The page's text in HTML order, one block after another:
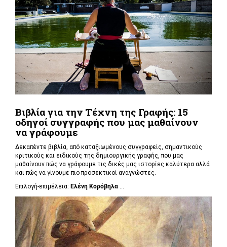
Βιβλία για την Τέχνη της Γραφής: 15
οδηγοί συγγραφής που μας μαθαίνουν
να γράφουμε
Δεκαπέντε βιβλία, από καταξιωμένους συγγραφείς, σημαντικούς
κριτικούς και ειδικούς της δημιουργικής γραφής, που μας
μαθαίνουν πώς να γράφουμε τις δικές μας ιστορίες καλύτερα αλλά
και πώς να γίνουμε πιο προσεκτικοί αναγνώστες.
Επιλογή-επιμέλεια: Ελένη Κορόβηλα ...